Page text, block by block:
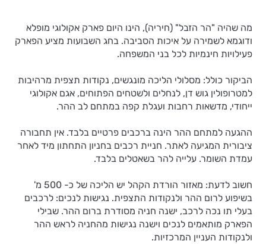
מה שהיה "הר הזבל" (חיריה), הינו היום פארק אקולוגי מופלא
ודוגמא לשמירה על איכות הסביבה. בחג השבועות מציע הפארק
פעילויות חינמיות לכל בני המשפחה.
הביקור כולל: מסלולי הליכה מונגשים, נקודות תצפית מרהיבות
למטרופולין גוש דן, לנחלים ולשטחים הפתוחים, אגם אקולוגי
ייחודי, מדשאות רחבות ועגלת קפה במתחם לב ההר.
ההגעה למתחם ההר הינה ברכבים פרטיים בלבד. אין תחבורה
ציבורית המגיעה לאתר. חניית רכבים בחניון התחתון מיד לאחר
עמדת השומר. עלייה להר בשאטלים בלבד.
חשוב לדעת: מאזור הורדת הקהל יש הליכה של כ- 500 מ'
בשיפוע לרום ההר ולנקודות התצפית. נגישות לנכים: לרכבים
בעלי תו נכה לרכב, ישנה חניה מסודרת ברום ההר. שבילי
הפארק מותאמים לנכים וישנה נגישות מהחניה לראש ההר
ולנקודות העניין המרכזיות.